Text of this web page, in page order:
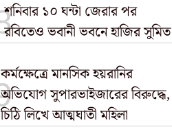
শনিবার ১০ ঘন্টা জেরার পর
রবিতেও ভবানী ভবনে হাজির সুমিত
কর্মক্ষেত্রে মানসিক হয়রানির
অভিযোগ সুপারভাইজারের বিরুদ্ধে,
চিঠি লিখে আত্মঘাতী মহিলা